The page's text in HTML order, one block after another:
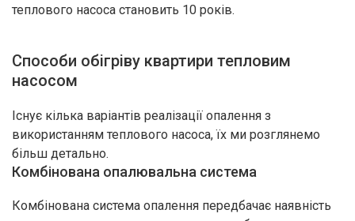
теплового насоса становить 10 років.
Способи обігріву квартири тепловим
насосом
Існує кілька варіантів реалізації опалення з
використанням теплового насоса, їх ми розглянемо
більш детально.
Комбінована опалювальна система
Комбінована система опалення передбачає наявність
Натискаючи кнопку “Надіслати”, ви погоджуєтесь зПравилами обробки